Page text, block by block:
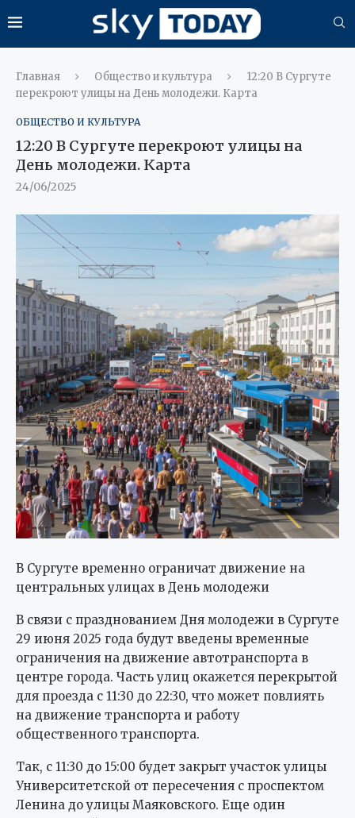
Главная Общество и культура
12:20 В Сургуте
перекроют улицы на День молодежи. Карта
ОБЩЕСТВО И КУЛЬТУРА
12:20 В Сургуте перекроют улицы на
День молодежи. Карта
24/06/2025
В Сургуте временно ограничат движение на
центральных улицах в День молодежи
В связи с празднованием Дня молодежи в Сургуте
29 июня 2025 года будут введены временные
ограничения на движение автотранспорта в
центре города. Часть улиц окажется перекрытой
для проезда с 11:30 до 22:30, что может повлиять
на движение транспорта и работу
общественного транспорта.
Так, с 11:30 до 15:00 будет закрыт участок улицы
Университетской от пересечения с проспектом
Ленина до улицы Маяковского. Еще один